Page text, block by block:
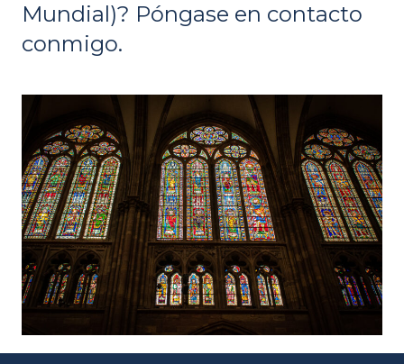
Mundial)? Póngase en contacto
conmigo.